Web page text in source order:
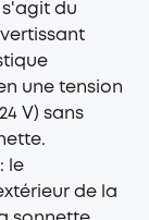
s'agit du
une tension
V) sans
: le
de la